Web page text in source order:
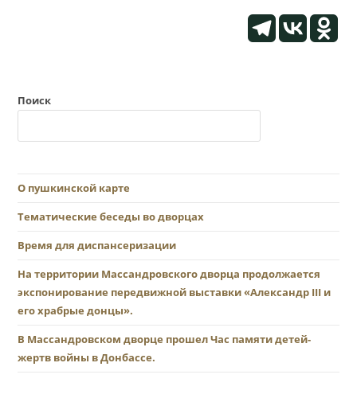
Поиск
О пушкинской карте
Тематические беседы во дворцах
Время для диспансеризации
На территории Массандровского дворца продолжается
экспонирование передвижной выставки «Александр III и
его храбрые донцы».
В Массандровском дворце прошел Час памяти детей-
жертв войны в Донбассе.